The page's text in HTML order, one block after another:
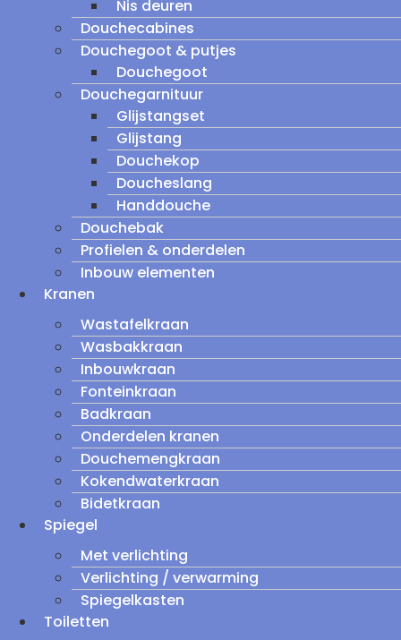
Nis deuren
Douchecabines
Douchegoot & putjes
Douchegoot
Douchegarnituur
Glijstangset
Glijstang
Douchekop
Doucheslang
Handdouche
Douchebak
Profielen & onderdelen
Inbouw elementen
Kranen
Wastafelkraan
Wasbakkraan
Inbouwkraan
Fonteinkraan
Badkraan
Onderdelen kranen
Douchemengkraan
Kokendwaterkraan
Bidetkraan
Spiegel
Met verlichting
Verlichting / verwarming
Spiegelkasten
Toiletten